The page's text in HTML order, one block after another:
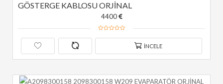
GÖSTERGE KABLOSU ORJİNAL
4400
İNCELE